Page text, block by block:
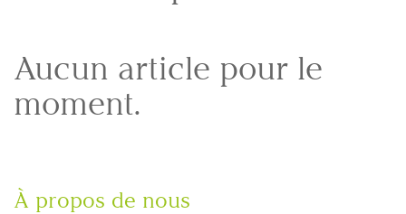
Aucun article pour le
moment.
À propos de nous